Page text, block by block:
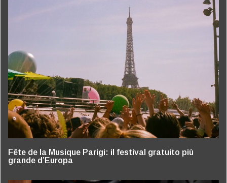
Fête de la Musique Parigi: il festival gratuito più
grande d’Europa